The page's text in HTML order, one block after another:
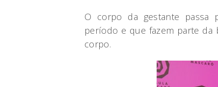
O corpo da gestante passa
período e que fazem parte da
corpo.